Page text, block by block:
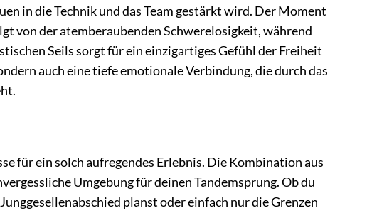
in die Technik und das Team gestärkt wird. Der Moment
von der atemberaubenden Schwerelosigkeit, während
Seils sorgt für ein einzigartiges Gefühl der Freiheit
auch eine tiefe emotionale Verbindung, die durch das
für ein solch aufregendes Erlebnis. Die Kombination aus
Umgebung für deinen Tandemsprung. Ob du
planst oder einfach nur die Grenzen